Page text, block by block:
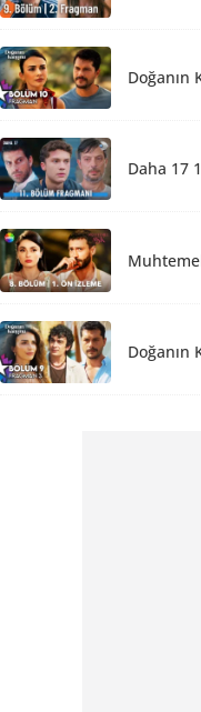
Doğanın
Daha 17
Doğanın